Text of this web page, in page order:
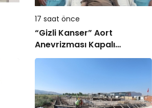
17 saat önce
“Gizli Kanser” Aort
Anevrizması Kapalı
Yöntemle Tedavi Edildi